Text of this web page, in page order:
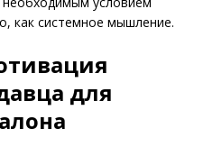
как системное мышление.
для